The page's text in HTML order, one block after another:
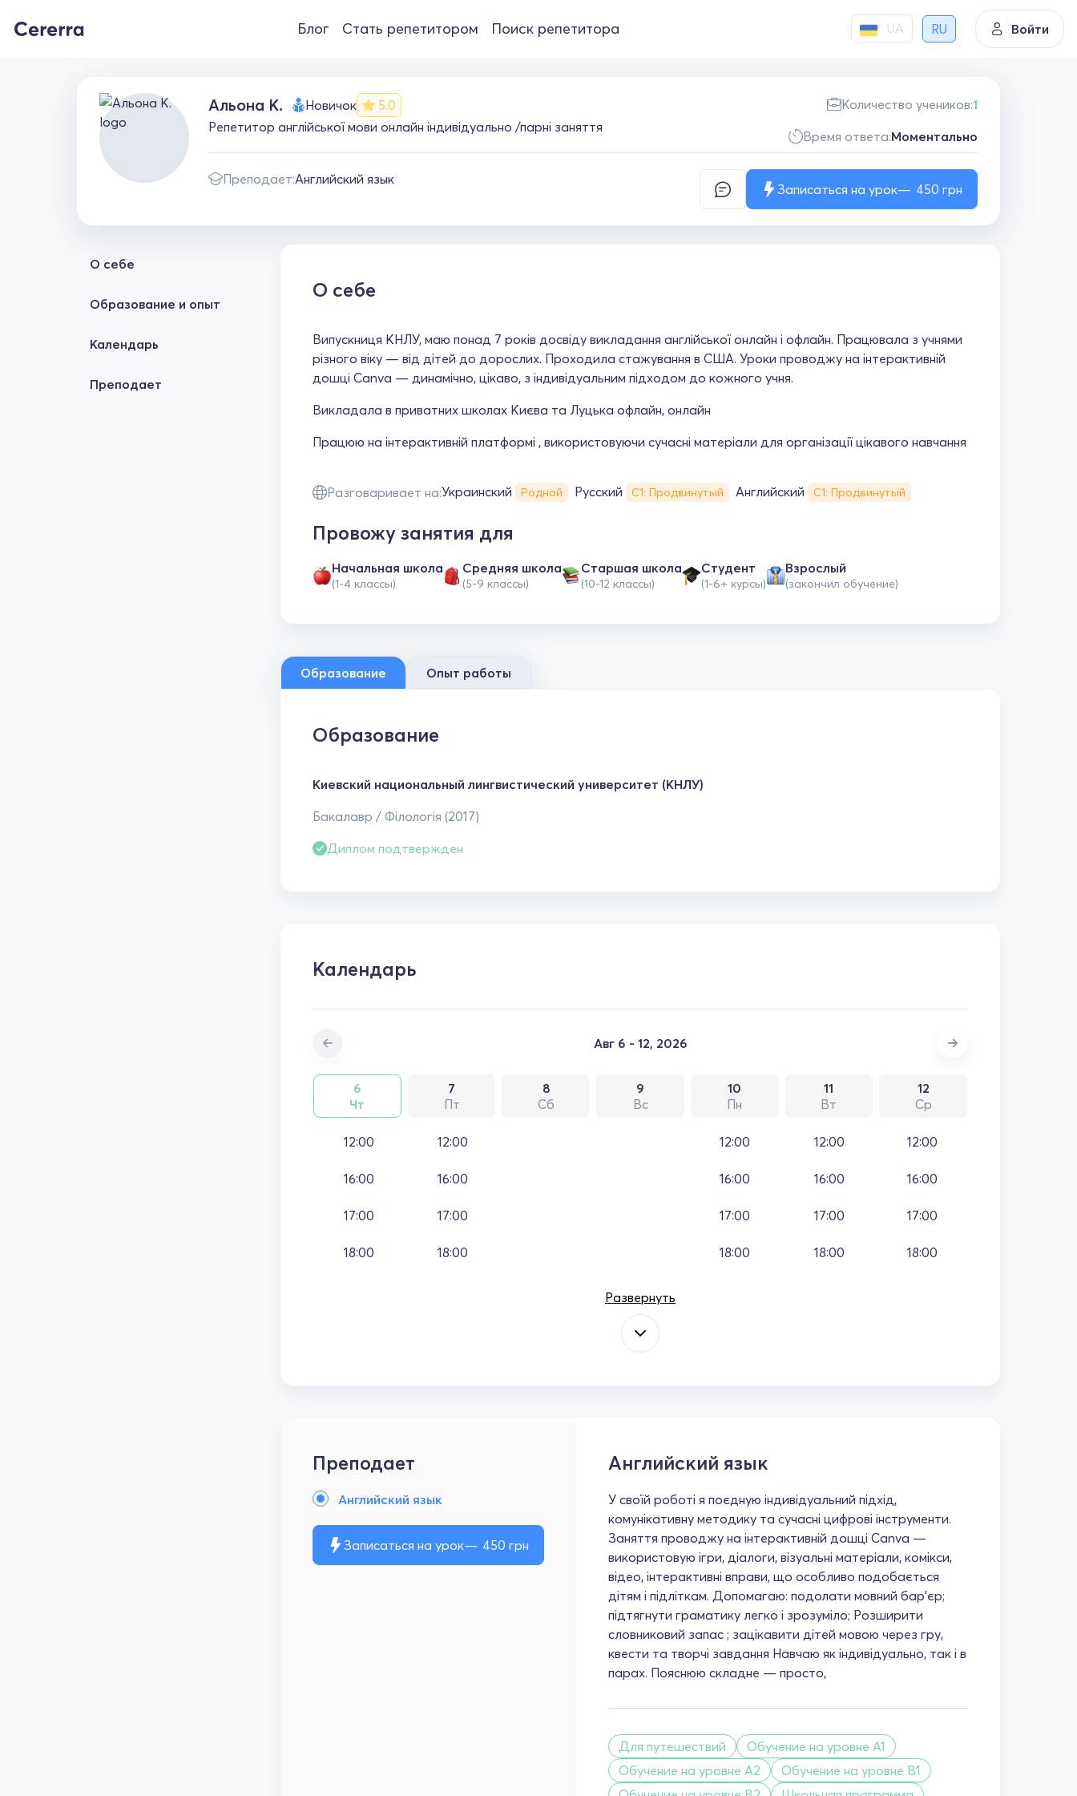
Блог Стать репетитором Поиск репетитора UA RU Войти
Альона К. Новичок
5.0
Репетитор англійської мови онлайн індивідуально /парні заняття
Преподает:Английский язык
Количество учеников:1
Время ответа:Моментально
Записаться на урок 450 грн
О себе
Образование и опыт
Календарь
Преподает
О себе
Випускниця КНЛУ, маю понад 7 років досвіду викладання англійської онлайн і офлайн. Працювала з учнями
різного віку — від дітей до дорослих. Проходила стажування в США. Уроки проводжу на інтерактивній
дошці Canva — динамічно, цікаво, з індивідуальним підходом до кожного учня.
Викладала в приватних школах Києва та Луцька офлайн, онлайн
Працюю на інтерактивній платформі , використовуючи сучасні матеріали для організації цікавого навчання
Разговаривает на:Украинский Родной Русский С1: Продвинутый Английский С1: Продвинутый
Провожу занятия для
Начальная школа
(1-4 классы)
Средняя школа
(5-9 классы)
Cтаршая школа
(10-12 классы)
Студент
(1-6+ курсы)
Взрослый
(закончил обучение)
Образование Опыт работы
Образование
Киевский национальный лингвистический университет (КНЛУ)
Бакалавр / Філологія (2017)
Диплом подтвержден
Календарь
Авг 6 - 12, 2026
6
Чт
7
Пт
8
Сб
9
Вс
10
Пн
11
Вт
12
Ср
12:00
16:00
17:00
18:00
12:00
16:00
17:00
18:00
12:00
16:00
17:00
18:00
12:00
16:00
17:00
18:00
12:00
16:00
17:00
18:00
Развернуть
Преподает
Английский язык
Записаться на урок 450 грн
Английский язык
У своїй роботі я поєдную індивідуальний підхід,
комунікативну методику та сучасні цифрові інструменти.
Заняття проводжу на інтерактивній дошці Canva —
використовую ігри, діалоги, візуальні матеріали, комікси,
відео, інтерактивні вправи, що особливо подобається
дітям і підліткам. Допомагаю: подолати мовний бар’єр;
підтягнути граматику легко і зрозуміло; Розширити
словниковий запас ; зацікавити дітей мовою через гру,
квести та творчі завдання Навчаю як індивідуально, так і в
парах. Пояснюю складне — просто,
Для путешествий
Обучение на уровне A1
Обучение на уровне A2
Обучение на уровне B1